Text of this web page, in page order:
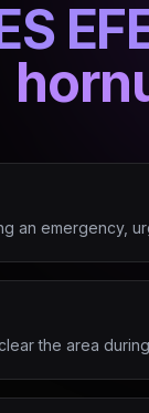
an emergency,
the area